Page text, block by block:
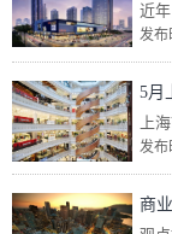
发布
发布
商